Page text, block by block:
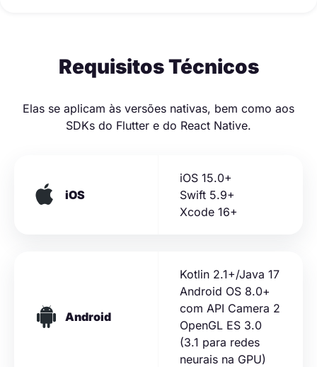
Requisitos Técnicos
Elas se aplicam às versões nativas, bem como aos
SDKs do Flutter e do React Native.
iOS
iOS 15.0+
Swift 5.9+
Xcode 16+
Android
Kotlin 2.1+/Java 17
Android OS 8.0+
com API Camera 2
OpenGL ES 3.0
(3.1 para redes
neurais na GPU)